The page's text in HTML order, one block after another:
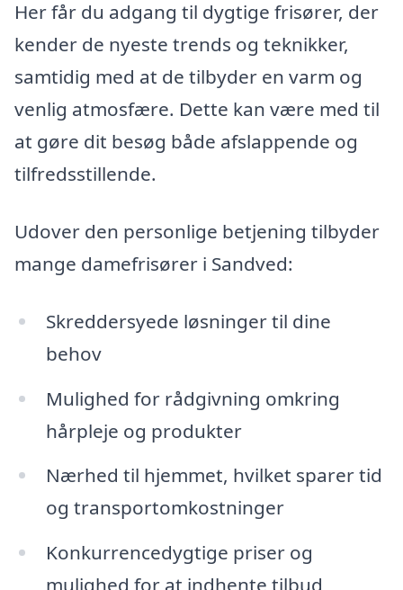
Her får du adgang til dygtige frisører, der
kender de nyeste trends og teknikker,
samtidig med at de tilbyder en varm og
venlig atmosfære. Dette kan være med til
at gøre dit besøg både afslappende og
tilfredsstillende.
Udover den personlige betjening tilbyder
mange damefrisører i Sandved:
Skreddersyede løsninger til dine
behov
Mulighed for rådgivning omkring
hårpleje og produkter
Nærhed til hjemmet, hvilket sparer tid
og transportomkostninger
Konkurrencedygtige priser og
mulighed for at indhente tilbud